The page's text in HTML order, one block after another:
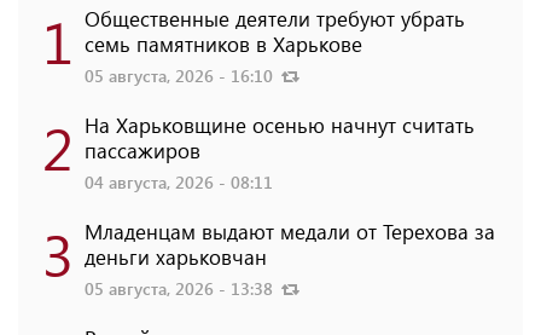
1 Общественные деятели требуют убрать
семь памятников в Харькове
05 августа, 2026 - 16:10
2 На Харьковщине осенью начнут считать
пассажиров
04 августа, 2026 - 08:11
3 Младенцам выдают медали от Терехова за
деньги харьковчан
05 августа, 2026 - 13:38